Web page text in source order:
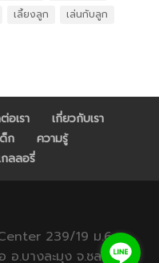
เลี้ยงลูก
เล่นกับลูก
อเรา
เกี่ยวกับเรา
ก
ความรู้
ลลอรี่
239/19 ม.6
อ.บางละมุง จ.ชลบุรี